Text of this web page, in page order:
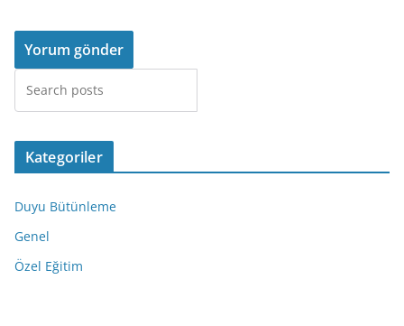
Kategoriler
Duyu Bütünleme
Genel
Özel Eğitim